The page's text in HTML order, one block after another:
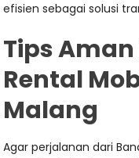
efisien sebagai solusi
Tips
Rental
Malang
Agar perjalanan dari